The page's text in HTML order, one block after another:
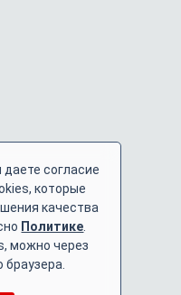
согласие
которые
качества
Политике
можно через